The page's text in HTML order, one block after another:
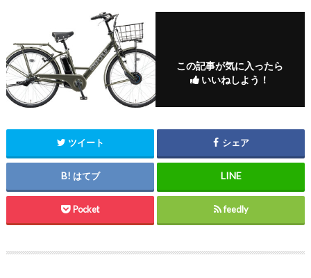
この記事が気に入ったら
いいねしよう！
ツイート シェア
はてブ
Pocket feedly